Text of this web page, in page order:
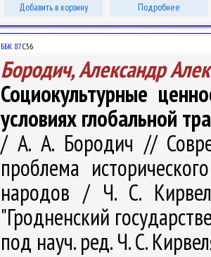
Добавить в корзину Подробнее
ББК 87.С56
Бородич, Александр
Социокультурные
условиях глобальной
/ А. А. Бородич //
проблема
народов / Ч. С.
"Гродненский
под науч. ред. Ч. С.